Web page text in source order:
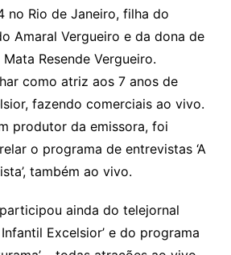
no Rio de Janeiro, filha do
Amaral Vergueiro e da dona de
Resende Vergueiro.
como atriz aos 7 anos de
fazendo comerciais ao vivo.
produtor da emissora, foi
o programa de entrevistas ‘A
também ao vivo.
ainda do telejornal
Excelsior’ e do programa